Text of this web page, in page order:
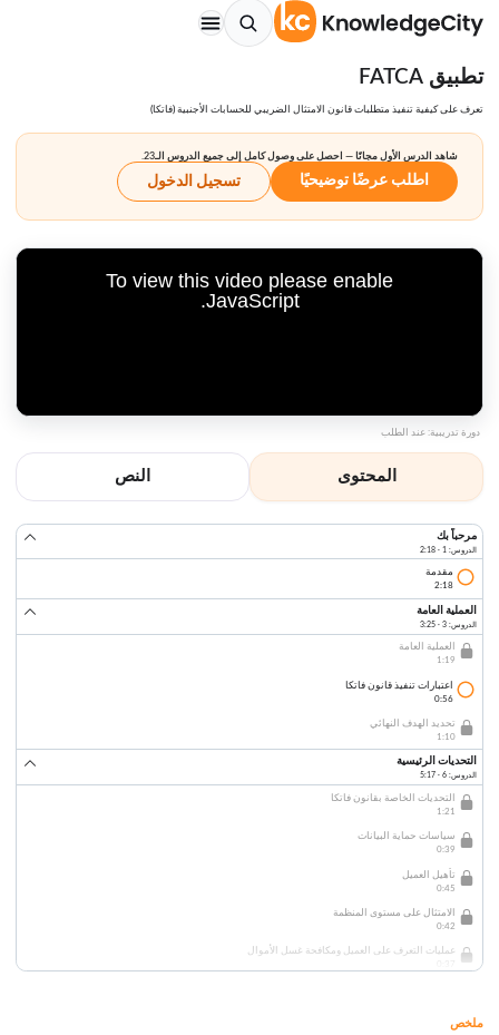
تطبيق FATCA
تعرف على كيفية تنفيذ متطلبات قانون الامتثال الضريبي للحسابات الأجنبية (فاتكا)
شاهد الدرس الأول مجانًا — احصل على وصول كامل إلى جميع الدروس الـ23.
اطلب عرضًا توضيحيًا تسجيل الدخول
To view this video please enable
JavaScript.
دورة تدريبية: عند الطلب
المحتوى النص
مرحباً بك
الدروس: 1 · 2:18
مقدمة
2:18
العملية العامة
الدروس: 3 · 3:25
العملية العامة
1:19
اعتبارات تنفيذ قانون فاتكا
0:56
تحديد الهدف النهائي
1:10
التحديات الرئيسية
الدروس: 6 · 5:17
التحديات الخاصة بقانون فاتكا
1:21
سياسات حماية البيانات
0:39
تأهيل العميل
0:45
الامتثال على مستوى المنظمة
0:42
عمليات التعرف على العميل ومكافحة غسل الأموال
التنفيذ الداخلي مقابل الاستعانة بمصادر خارجية
ملخص